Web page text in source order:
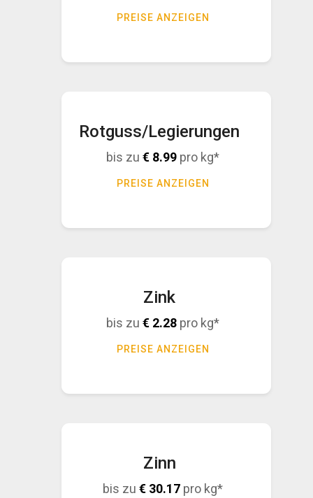
PREISE ANZEIGEN
Rotguss/Legierungen
bis zu € 8.99 pro kg*
PREISE ANZEIGEN
Zink
bis zu € 2.28 pro kg*
PREISE ANZEIGEN
Zinn
bis zu € 30.17 pro kg*